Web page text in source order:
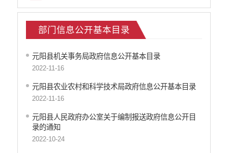
部门信息公开基本目录
元阳县机关事务局政府信息公开基本目录
2022-11-16
元阳县农业农村和科学技术局政府信息公开基本目录
2022-11-16
元阳县人民政府办公室关于编制报送政府信息公开目
录的通知
2022-10-24